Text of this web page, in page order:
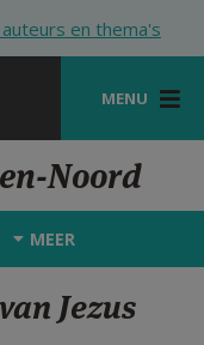
en thema's
MENU
Noord
MEER
Jezus